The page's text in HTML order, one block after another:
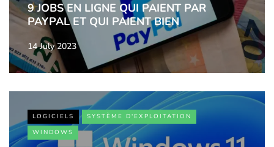
9 JOBS EN LIGNE QUI PAIENT PAR
PAYPAL ET QUI PAIENT BIEN
14 July 2023
LOGICIELS
SYSTÈME D'EXPLOITATION
WINDOWS